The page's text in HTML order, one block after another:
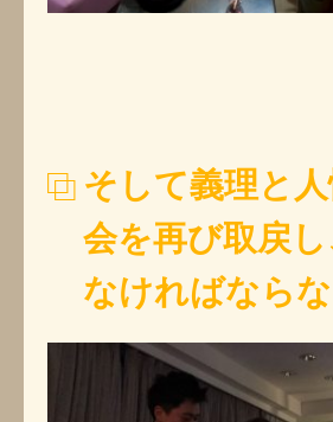
そして義理と
会を再び取戻
なければならな